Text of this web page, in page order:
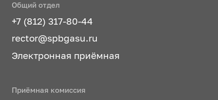
Общий отдел
+7 (812) 317-80-44
rector@spbgasu.ru
Электронная приёмная
Приёмная комиссия